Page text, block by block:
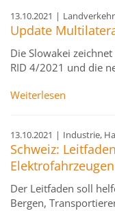
13.10.2021 |
Update
Die Slowakei
RID 4/2021 und die
Weiterlesen
13.10.2021 | Industrie,
Schweiz:
Elektrofahrzeugen
Der Leitfaden soll
Bergen,